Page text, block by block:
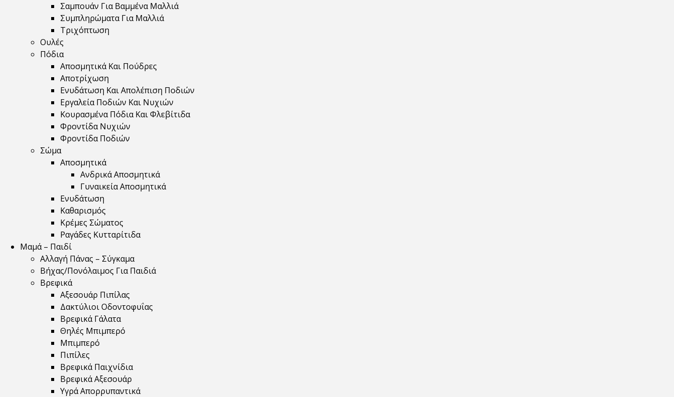
Σαμπουάν Για Βαμμένα Μαλλιά
Συμπληρώματα Για Μαλλιά
Τριχόπτωση
Ουλές
Πόδια
Αποσμητικά Και Πούδρες
Αποτρίχωση
Ενυδάτωση Και Απολέπιση Ποδιών
Εργαλεία Ποδιών Και Νυχιών
Κουρασμένα Πόδια Και Φλεβίτιδα
Φροντίδα Νυχιών
Φροντίδα Ποδιών
Σώμα
Αποσμητικά
Ανδρικά Αποσμητικά
Γυναικεία Αποσμητικά
Ενυδάτωση
Καθαρισμός
Κρέμες Σώματος
Ραγάδες Κυτταρίτιδα
Μαμά – Παιδί
Αλλαγή Πάνας – Σύγκαμα
Βήχας/Πονόλαιμος Για Παιδιά
Βρεφικά
Αξεσουάρ Πιπίλας
Δακτύλιοι Οδοντοφυΐας
Βρεφικά Γάλατα
Θηλές Μπιμπερό
Μπιμπερό
Πιπίλες
Βρεφικά Παιχνίδια
Βρεφικά Αξεσουάρ
Υγρά Απορρυπαντικά